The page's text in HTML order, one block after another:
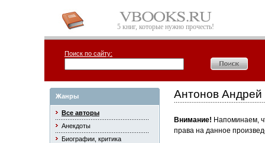
5 книг, которые нужно прочесть!
Поиск по сайту:
Жанры
Все авторы
Анекдоты
Биографии, критика
Антонов
Внимание! Напоминаем,
права на данное